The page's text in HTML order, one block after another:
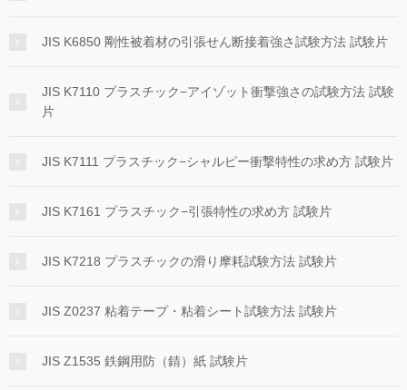
JIS K6850 剛性被着材の引張せん断接着強さ試験方法 試験片
JIS K7110 プラスチック−アイゾット衝撃強さの試験方法 試験
片
JIS K7111 プラスチック−シャルピー衝撃特性の求め方 試験片
JIS K7161 プラスチック−引張特性の求め方 試験片
JIS K7218 プラスチックの滑り摩耗試験方法 試験片
JIS Z0237 粘着テープ・粘着シート試験方法 試験片
JIS Z1535 鉄鋼用防（錆）紙 試験片